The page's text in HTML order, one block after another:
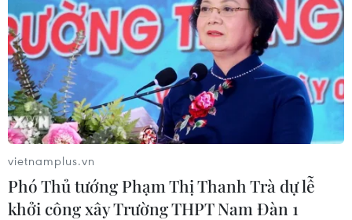
được ông Tuấn đề nghị gửi thẳng văn bản lên
Bộ Tài chính để ông trực tiếp giải quyết trong
thời gian đầu tháng 11./.
vietnamplus.vn
Phó Thủ tướng Phạm Thị Thanh Trà dự lễ
khởi công xây Trường THPT Nam Đàn 1